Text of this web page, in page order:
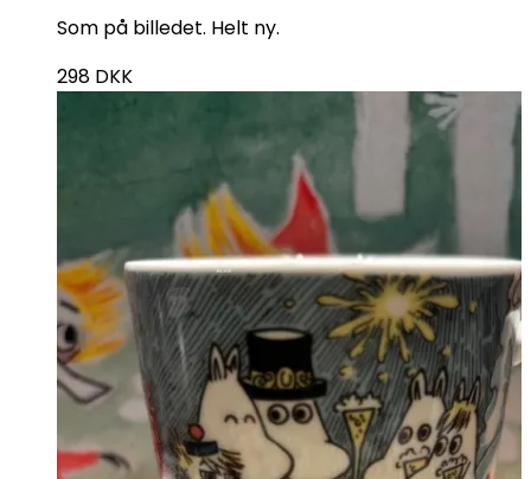
Som på billedet. Helt ny.
298 DKK